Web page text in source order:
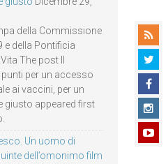
della Commissione
e della Pontificia
The post Il
per un accesso
ai vaccini, per un
giusto appeared first
Un uomo di
dell’omonimo film